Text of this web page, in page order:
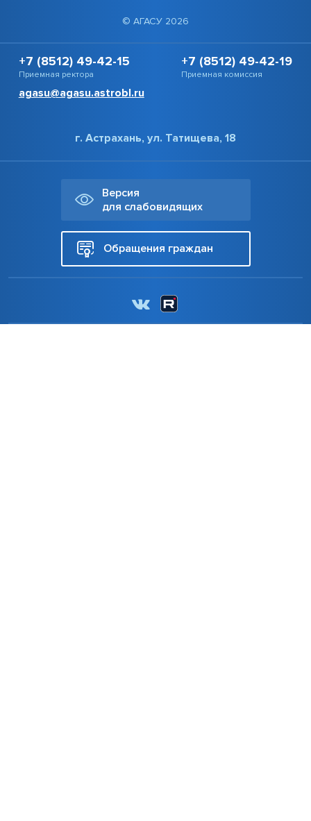
© АГАСУ 2026
+7 (8512) 49-42-15
Приемная ректора
agasu@agasu.astrobl.ru
+7 (8512) 49-42-19
Приемная комиссия
г. Астрахань, ул. Татищева, 18
Версия
для слабовидящих
Обращения граждан